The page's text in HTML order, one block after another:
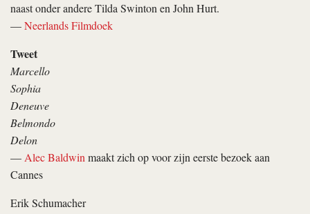
naast onder andere Tilda Swinton en John Hurt.
—Neerlands Filmdoek
Tweet
Marcello
Sophia
Deneuve
Belmondo
Delon
—Alec Baldwinmaakt zich op voor zijn eerste bezoek aan
Cannes
Erik Schumacher